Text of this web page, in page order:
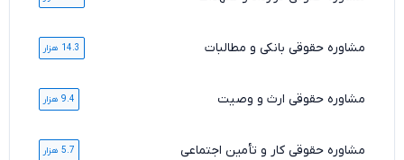
مشاوره حقوقی بانکی و مطالبات 14.3 هزار
مشاوره حقوقی ارث و وصیت 9.4 هزار
مشاوره حقوقی کار و تأمین اجتماعی 5.7 هزار